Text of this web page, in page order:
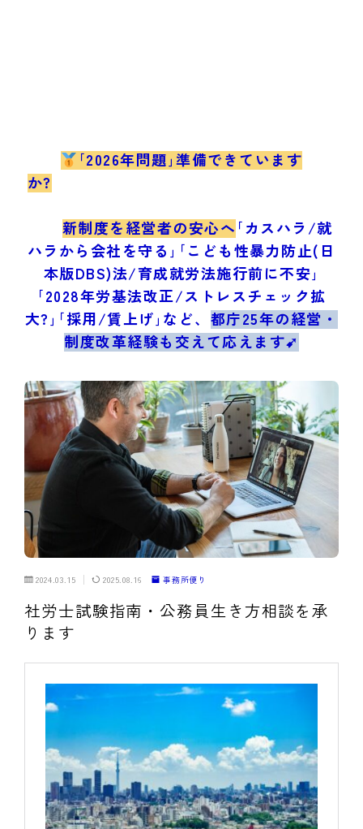
｢2026年問題｣準備できています
か?
新制度を経営者の安心へ ｢カスハラ/就
ハラから会社を守る｣｢こども性暴力防止(日
本版DBS)法/育成就労法施行前に不安｣
｢2028年労基法改正/ストレスチェック拡
大?｣｢採用/賃上げ｣など、 都庁25年の経営・
制度改革経験も交えて応えます➹
2024.03.15 2025.08.16 事務所便り
社労士試験指南・公務員生き方相談を承
ります